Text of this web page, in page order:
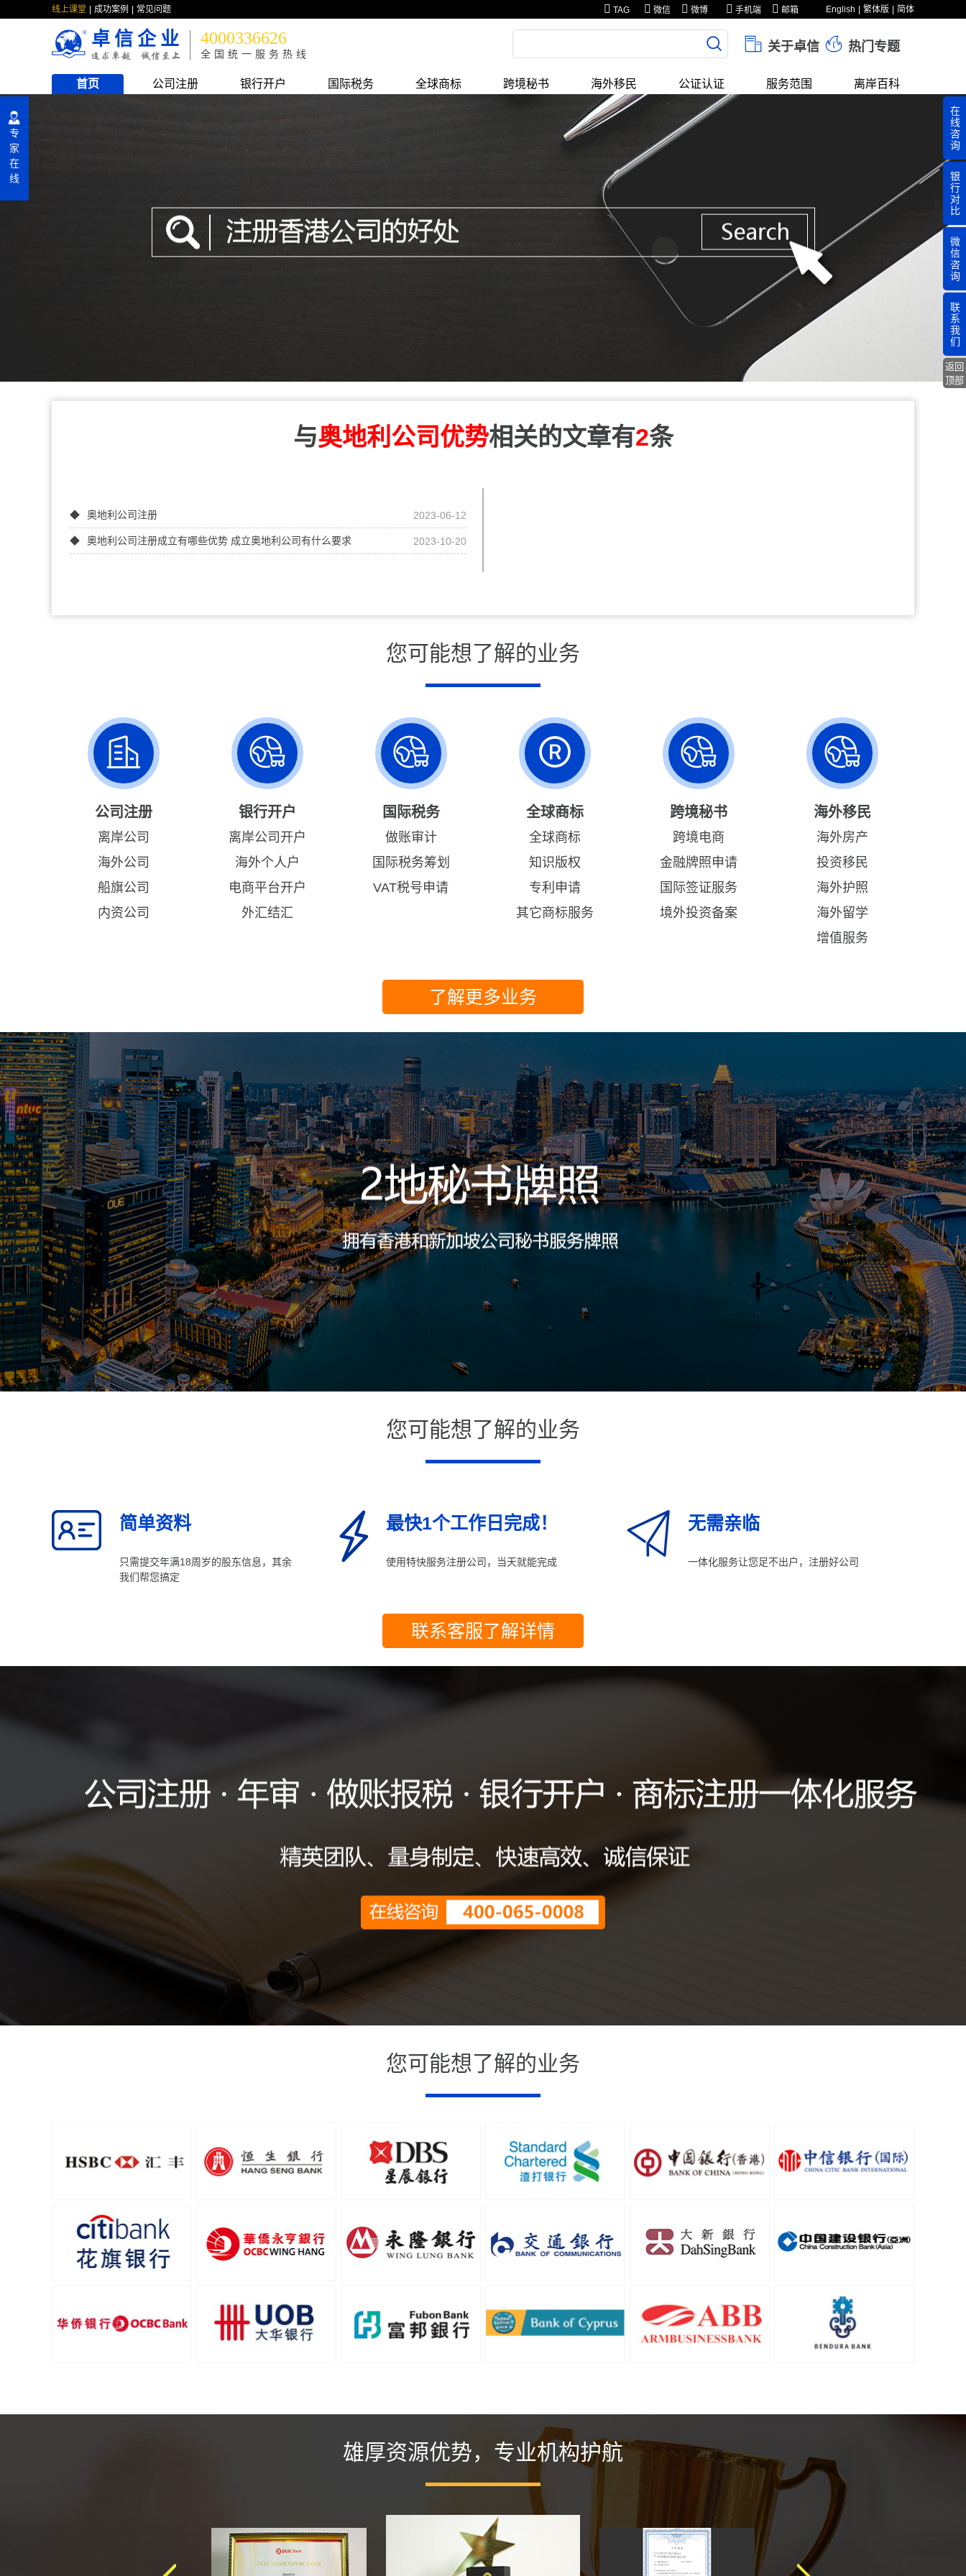
线上课堂 成功案例 常见问题 English 繁体版 简体
TAG 微信 微博 手机端 邮箱
卓信企业 4000336626
全国统一服务热线
关于卓信 热门专题
首页 公司注册 银行开户 国际税务 全球商标 跨境秘书 海外移民 公证认证 服务范围 离岸百科
与奥地利公司优势相关的文章有2条
奥地利公司注册 2023-06-12
奥地利公司注册成立有哪些优势 成立奥地利公司有什么要求 2023-10-20
您可能想了解的业务
公司注册
离岸公司
海外公司
船旗公司
内资公司
银行开户
离岸公司开户
海外个人户
电商平台开户
外汇结汇
国际税务
做账审计
国际税务筹划
VAT税号申请
全球商标
全球商标
知识版权
专利申请
其它商标服务
跨境秘书
跨境电商
金融牌照申请
国际签证服务
境外投资备案
海外移民
海外房产
投资移民
海外护照
海外留学
增值服务
了解更多业务
您可能想了解的业务
简单资料
只需提交年满18周岁的股东信息，其余
我们帮您搞定
最快1个工作日完成！
使用特快服务注册公司，当天就能完成
无需亲临
一体化服务让您足不出户，注册好公司
联系客服了解详情
您可能想了解的业务
雄厚资源优势，专业机构护航
专
家
在
线
在
线
咨
询
银
行
对
比
微
信
咨
询
联
系
我
们
返回
顶部